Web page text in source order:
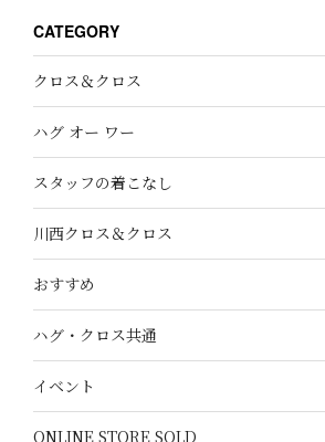
CATEGORY
クロス＆クロス
ハグ オー ワー
スタッフの着こなし
川西クロス＆クロス
おすすめ
ハグ・クロス共通
イベント
ONLINE STORE SOLD